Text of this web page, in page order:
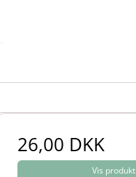
26,00 DKK
Vis produkt